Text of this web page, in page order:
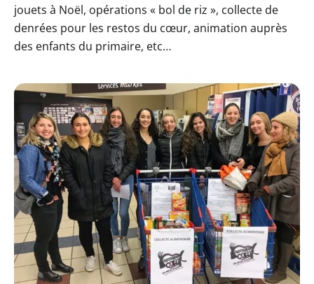
jouets à Noël, opérations « bol de riz », collecte de
denrées pour les restos du cœur, animation auprès
des enfants du primaire, etc…